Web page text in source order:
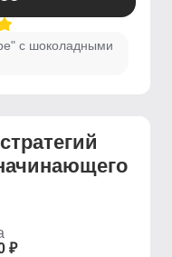
с шоколадными
₽